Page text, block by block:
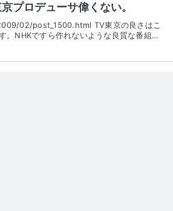
プロデューサ偉くない。
02/post_1500.html TV東京の良さはこ
。NHKですら作れないような良質な番組…